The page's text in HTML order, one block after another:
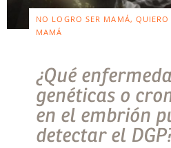
NO LOGRO SER MAMÁ, QUIERO
MAMÁ
¿Qué
genéticas o
en el embrión
detectar el